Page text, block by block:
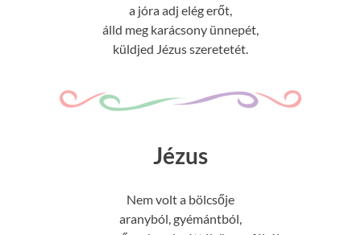
a jóra adj elég erőt,
álld meg karácsony ünnepét,
küldjed Jézus szeretetét.
Jézus
Nem volt a bölcsője
aranyból, gyémántból,